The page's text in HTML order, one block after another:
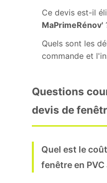
Ce devis est-il
MaPrimeRénov'
Quels sont les
commande et
Questions
devis de
Quel est le
fenêtre en